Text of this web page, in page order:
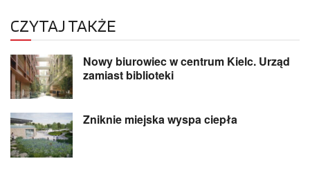
CZYTAJ TAKŻE
Nowy biurowiec w centrum Kielc. Urząd
zamiast biblioteki
Zniknie miejska wyspa ciepła